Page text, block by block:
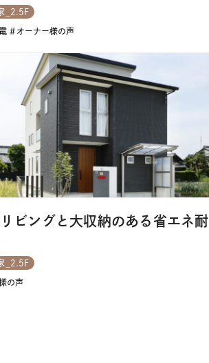
_2.5F
オーナー様の声
ビングと大収納のある省エネ耐
_2.5F
の声